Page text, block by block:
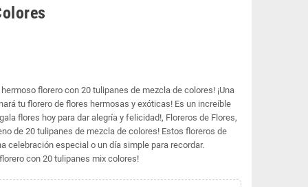
florero con 20 tulipanes de mezcla de colores! ¡Una
tu florero de flores hermosas y exóticas! Es un increíble
flores hoy para dar alegría y felicidad!, Floreros de Flores,
de 20 tulipanes de mezcla de colores! Estos floreros de
celebración especial o un día simple para recordar.
con 20 tulipanes mix colores!